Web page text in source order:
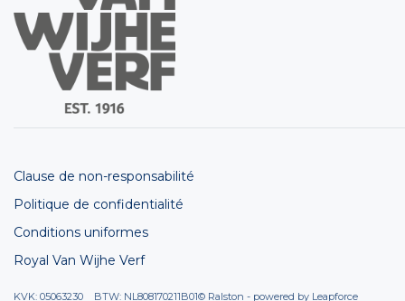
Clause de non-responsabilité
Politique de confidentialité
Conditions uniformes
Royal Van Wijhe Verf
KVK: 05063230 BTW: NL808170211B01© Ralston - powered by Leapforce